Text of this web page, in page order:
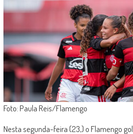
Foto: Paula Reis/Flamengo
Nesta segunda-feira (23,) o Flamengo